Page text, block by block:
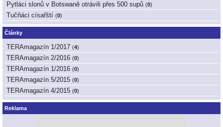
Pytláci slonů v Botswaně otrávili přes 500 supů (0)
Tučňáci císařští (0)
Články
TERAmagazín 1/2017 (4)
TERAmagazín 2/2016 (0)
TERAmagazín 1/2016 (0)
TERAmagazín 5/2015 (0)
TERAmagazín 4/2015 (0)
Reklama